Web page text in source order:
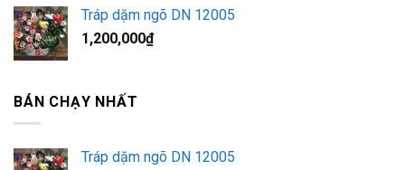
Tráp dặm ngõ DN 12005
1,200,000₫
BÁN CHẠY NHẤT
Tráp dặm ngõ DN 12005